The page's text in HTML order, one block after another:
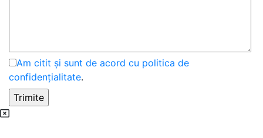
Am citit și sunt de acord cu politica de
confidențialitate.